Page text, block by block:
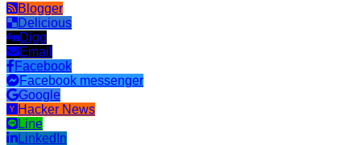
Blogger
Delicious
Digg
Email
Facebook
Facebook messenger
Google
Hacker News
Line
LinkedIn